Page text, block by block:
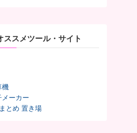
ススメツール・サイト
機
ーカー
とめ 置き場